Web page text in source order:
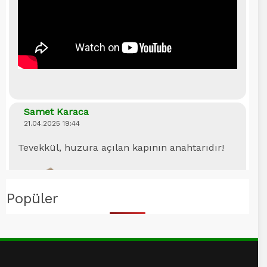
Samet Karaca
21.04.2025 19:44
Tevekkül, huzura açılan kapının anahtarıdır!
Popüler